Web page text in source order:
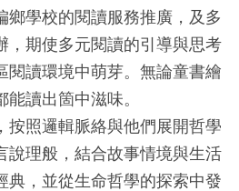
鄉學校的閱讀服務推廣，及多
，期使多元閱讀的引導與思考
閱讀環境中萌芽。無論童書繪
讀出箇中滋味。
按照邏輯脈絡與他們展開哲學
說理般，結合故事情境與生活
典，並從生命哲學的探索中發